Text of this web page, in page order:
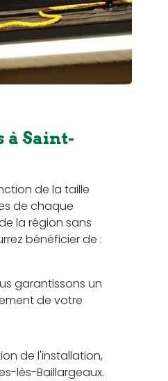
à Saint-
de la taille
de chaque
la région sans
bénéficier de :
garantissons un
de votre
de l'installation,
lès-Baillargeaux.